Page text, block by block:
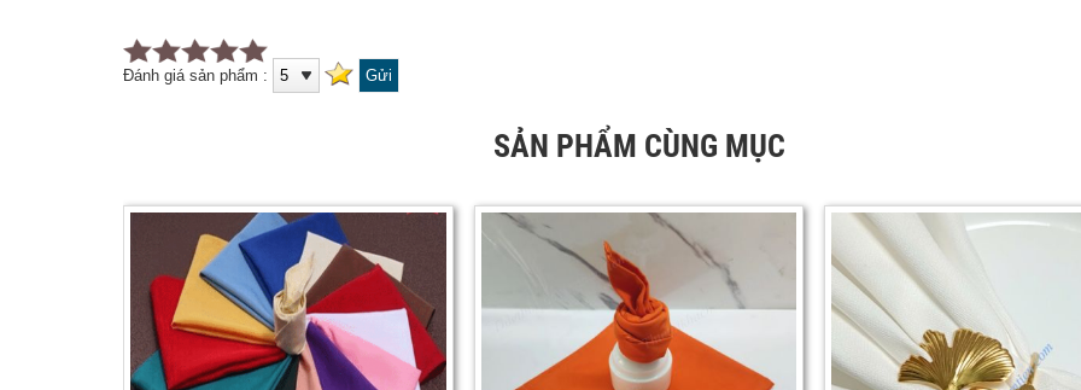
Đánh giá sản phẩm :
SẢN PHẨM CÙNG MỤC